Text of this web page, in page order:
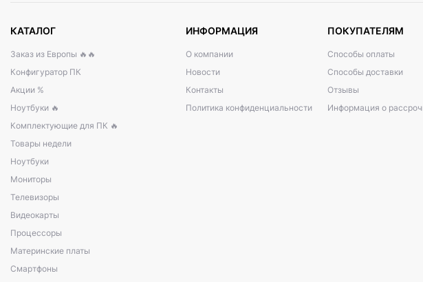
КАТАЛОГ
Заказ из Европы 🔥🔥
Конфигуратор ПК
Акции %
Ноутбуки 🔥
Комплектующие для ПК 🔥
Товары недели
Ноутбуки
Мониторы
Телевизоры
Видеокарты
Процессоры
Материнские платы
Смартфоны
ИНФОРМАЦИЯ
О компании
Новости
Контакты
Политика конфиденциальности
ПОКУПАТЕЛЯМ
Способы оплаты
Способы доставки
Отзывы
Информация о